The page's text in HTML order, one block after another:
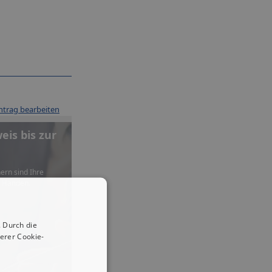
bearbeiten
bis zur
sind Ihre
die
Cookie-